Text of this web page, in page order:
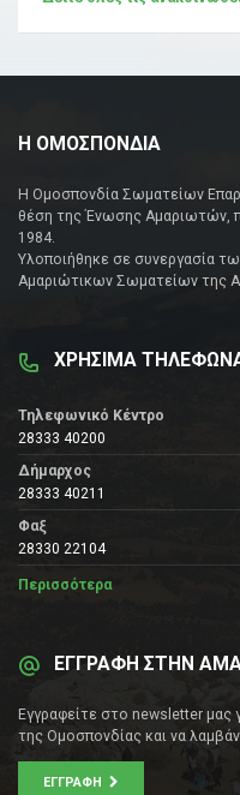
Η ΟΜΟΣΠΟΝΔΙΑ
Η Ομοσπονδία Σωματείων
θέση της Ένωσης Αμαριωτών,
1984.
Υλοποιήθηκε σε συνεργασία
Αμαριώτικων Σωματείων της
ΧΡΗΣΙΜΑ
Τηλεφωνικό Κέντρο
28333 40200
Δήμαρχος
28333 40211
Φαξ
28330 22104
Περισσότερα
ΕΓΓΡΑΦΗ ΣΤΗΝ
Εγγραφείτε στο newsletter μας
της Ομοσπονδίας και να
ΕΓΓΡΑΦΉ